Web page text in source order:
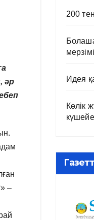
әр
–
200
Идея
Көлік